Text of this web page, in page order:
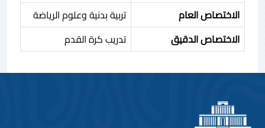
الاختصاص العام
تربية بدنية وعلوم الرياضة
الاختصاص الدقيق
تدريب كرة القدم